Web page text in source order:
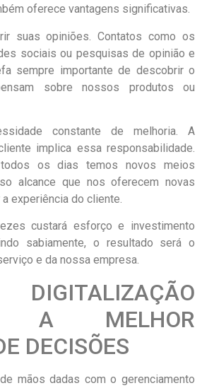
oferece vantagens significativas.
suas opiniões. Contatos como os
sociais ou pesquisas de opinião e
sempre importante de descobrir o
sobre nossos produtos ou
constante de melhoria. A
implica essa responsabilidade.
os dias temos novos meios
alcance que nos oferecem novas
experiência do cliente.
custará esforço e investimento
sabiamente, o resultado será o
e da nossa empresa.
A MELHOR
DECISÕES
mãos dadas com o gerenciamento